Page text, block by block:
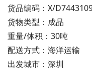
货品编码：X/
货物类型：成品
重量/体积：30吨
配送方式：海洋运输
出发城市：深圳